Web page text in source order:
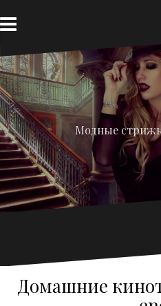
к
содержимому
Модные
Домашние